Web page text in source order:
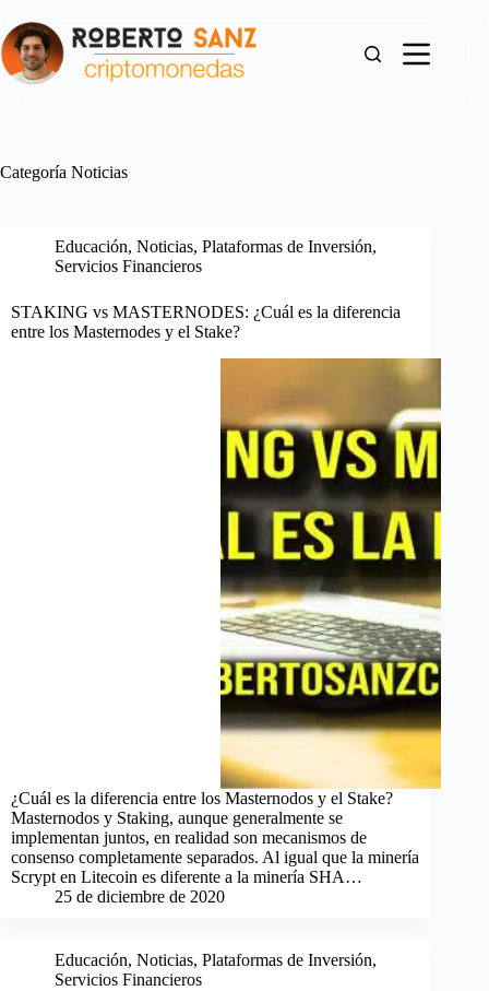
al
contenido
Categoría Noticias
Educación, Noticias, Plataformas de Inversión,
Servicios Financieros
STAKING vs MASTERNODES: ¿Cuál es la diferencia
entre los Masternodes y el Stake?
¿Cuál es la diferencia entre los Masternodos y el Stake?
Masternodos y Staking, aunque generalmente se
implementan juntos, en realidad son mecanismos de
consenso completamente separados. Al igual que la minería
Scrypt en Litecoin es diferente a la minería SHA…
25 de diciembre de 2020
Educación, Noticias, Plataformas de Inversión,
Servicios Financieros